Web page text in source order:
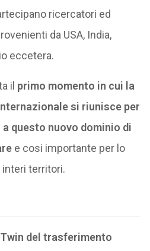
ricercatori ed
da USA, India,
eccetera.
il primo momento in cui la
si riunisce per
questo nuovo dominio di
e cosi importante per lo
territori.
del trasferimento